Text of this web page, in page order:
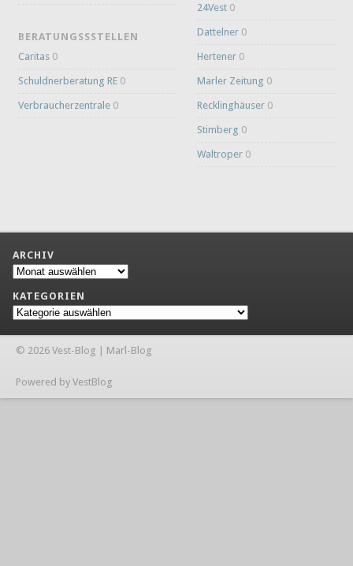
BERATUNGSSSTELLEN
Caritas 0
Schuldnerberatung RE 0
Verbraucherzentrale 0
24Vest 0
Dattelner 0
Hertener 0
Marler Zeitung 0
Recklinghäuser 0
Stimberg 0
Waltroper 0
ARCHIV
Archiv
KATEGORIEN
Kategorien
© 2026 Vest-Blog | Marl-Blog
Powered by VestBlog